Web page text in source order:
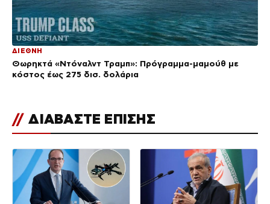
ΔΙΕΘΝΗ
Θωρηκτά «Ντόναλντ Τραμπ»: Πρόγραμμα-μαμούθ με
κόστος έως 275 δισ. δολάρια
// ΔΙΑΒΑΣΤΕ ΕΠΙΣΗΣ